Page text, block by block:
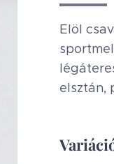
Elöl
elsztán,